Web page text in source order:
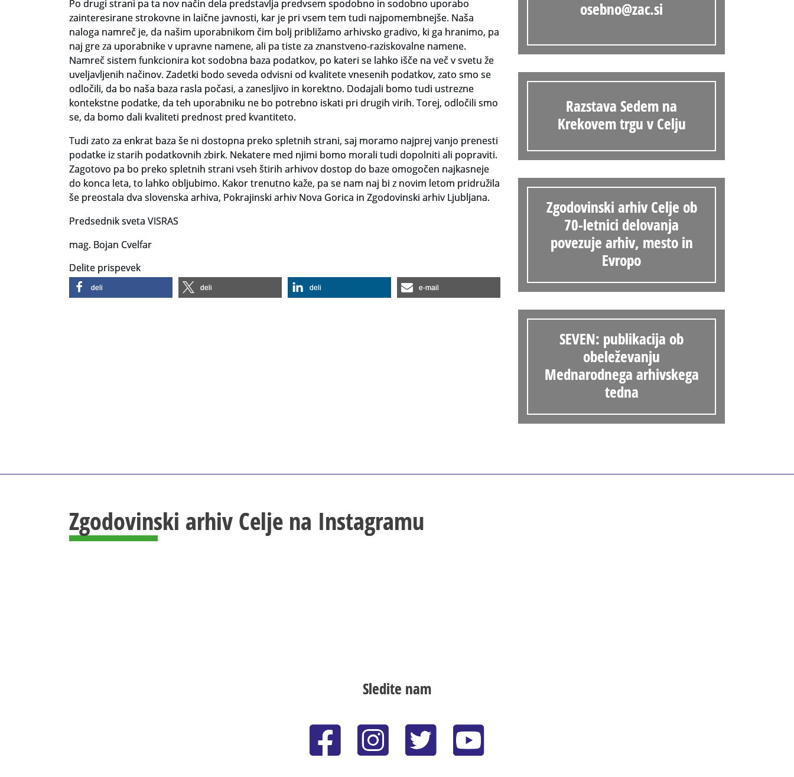
Vloga za čitalnico
Strokovna usposabljanja za uslužbence
Register ustvarjalcev
Arhivske škatle
Projekti
Slovenski elektronski arhiv
Anonimka
Virtualni.ZAC
Publikacije
Po drugi strani pa ta nov način dela predstavlja predvsem spodobno in sodobno uporabo
zainteresirane strokovne in laične javnosti, kar je pri vsem tem tudi najpomembnejše. Naša
naloga namreč je, da našim uporabnikom čim bolj približamo arhivsko gradivo, ki ga hranimo, pa
naj gre za uporabnike v upravne namene, ali pa tiste za znanstveno-raziskovalne namene.
Namreč sistem funkcionira kot sodobna baza podatkov, po kateri se lahko išče na več v svetu že
uveljavljenih načinov. Zadetki bodo seveda odvisni od kvalitete vnesenih podatkov, zato smo se
odločili, da bo naša baza rasla počasi, a zanesljivo in korektno. Dodajali bomo tudi ustrezne
kontekstne podatke, da teh uporabniku ne bo potrebno iskati pri drugih virih. Torej, odločili smo
se, da bomo dali kvaliteti prednost pred kvantiteto.
Tudi zato za enkrat baza še ni dostopna preko spletnih strani, saj moramo najprej vanjo prenesti
podatke iz starih podatkovnih zbirk. Nekatere med njimi bomo morali tudi dopolniti ali popraviti.
Zagotovo pa bo preko spletnih strani vseh štirih arhivov dostop do baze omogočen najkasneje
do konca leta, to lahko obljubimo. Kakor trenutno kaže, pa se nam naj bi z novim letom pridružila
še preostala dva slovenska arhiva, Pokrajinski arhiv Nova Gorica in Zgodovinski arhiv Ljubljana.
Predsednik sveta VISRAS
mag. Bojan Cvelfar
Delite prispevek
deli deli deli e-mail
osebno@zac.si
Razstava Sedem na
Krekovem trgu v Celju
Zgodovinski arhiv Celje ob
70-letnici delovanja
povezuje arhiv, mesto in
Evropo
SEVEN: publikacija ob
obeleževanju
Mednarodnega arhivskega
tedna
Zgodovinski arhiv Celje na Instagramu
Sledite nam